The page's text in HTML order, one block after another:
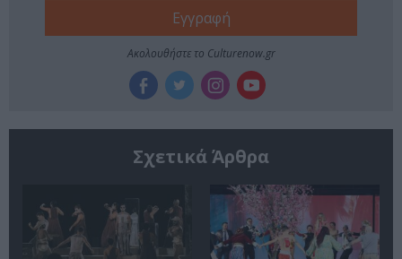
Ακολουθήστε το Culturenow.gr
Σχετικά Άρθρα